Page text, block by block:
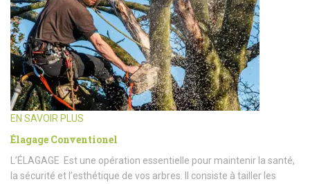
EN SAVOIR PLUS
Élagage Conventionel
L’ÉLAGAGE Est une opération essentielle pour maintenir la santé,
la sécurité et l’esthétique de vos arbres. Il consiste à tailler les